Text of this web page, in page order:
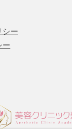
シー
ー